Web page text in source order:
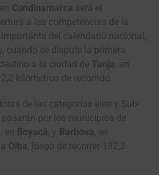
Cundinamarca será el
a las competencias de la
del calendario nacional,
cuando se dispute la primera
a la ciudad de Tunja, en
kilómetros de recorrido.
de las categorías élite y Sub-
pasarán por los municipios de
, en Boyacá, y Barbosa, en
Oiba, luego de recorrer 132,3